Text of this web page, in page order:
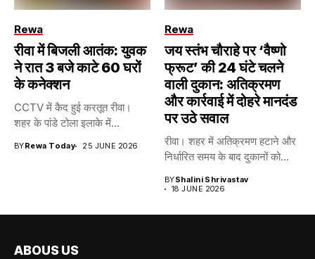
Rewa
रीवा में बिजली आतंक: युवक
ने रात 3 बजे काटे 60 घरों
के कनेक्शन
CCTV में कैद हुई करतूत रीवा।
शहर के पांडे टोला इलाके में...
BYRewa Today 25 JUNE 2026
Rewa
जय स्तंभ चौराहे पर ‘वैष्णो
फ्रूट’ की 24 घंटे चलने
वाली दुकान: अतिक्रमण
और कार्रवाई में दोहरे मानदंड
पर उठे सवाल
रीवा। शहर में अतिक्रमण हटाने और
निर्धारित समय के बाद दुकानों को...
BYShalini Shrivastav
18 JUNE 2026
ABOUS US